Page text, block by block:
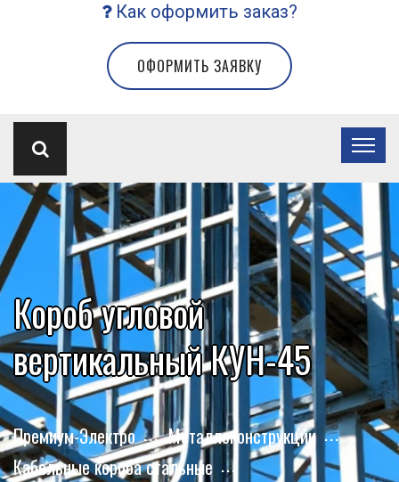
Как оформить заказ?
ОФОРМИТЬ ЗАЯВКУ
Короб угловой
вертикальный КУН-45
Премиум-Электро
Металлоконструкции
Кабельные короба стальные